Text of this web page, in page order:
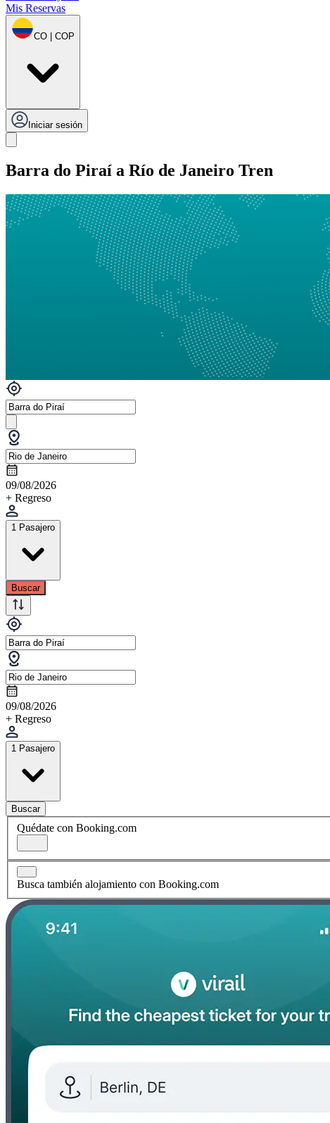
Mis Reservas
CO | COP
Iniciar sesión
Barra do Piraí a Río de Janeiro Tren
09/08/2026
+ Regreso
1 Pasajero
Buscar
09/08/2026
+ Regreso
1 Pasajero
Buscar
Quédate con Booking.com
Busca también alojamiento con Booking.com